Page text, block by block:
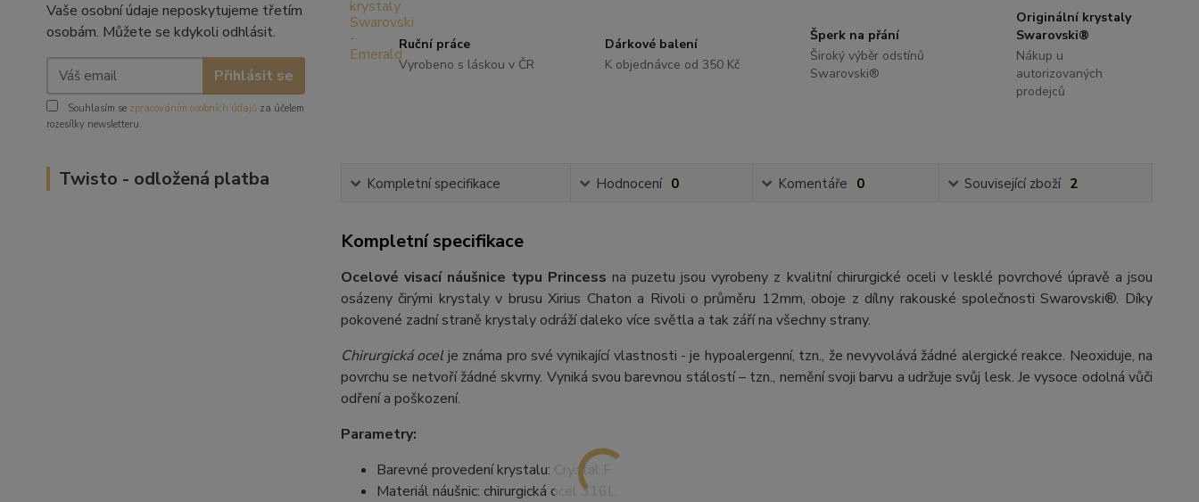
Vaše osobní údaje neposkytujeme třetím
osobám. Můžete se kdykoli odhlásit.
Přihlásit se
Souhlasím se zpracováním osobních údajů za účelem
rozesílky newsletteru.
Twisto - odložená platba
Ruční práce
Vyrobeno s láskou v ČR
Dárkové balení
K objednávce od 350 Kč
Šperk na přání
Široký výběr odstínů
Swarovski®
Originální krystaly
Swarovski®
Nákup u
autorizovaných
prodejců
Kompletní specifikace Hodnocení 0 Komentáře 0 Související zboží 2
Kompletní specifikace
Ocelové visací náušnice typu Princess na puzetu jsou vyrobeny z kvalitní chirurgické oceli v lesklé povrchové úpravě a jsou
osázeny čirými krystaly v brusu Xirius Chaton a Rivoli o průměru 12mm, oboje z dílny rakouské společnosti Swarovski®. Díky
pokovené zadní straně krystaly odráží daleko více světla a tak září na všechny strany.
Chirurgická ocel je známa pro své vynikající vlastnosti - je hypoalergenní, tzn., že nevyvolává žádné alergické reakce. Neoxiduje, na
povrchu se netvoří žádné skvrny. Vyniká svou barevnou stálostí – tzn., nemění svoji barvu a udržuje svůj lesk. Je vysoce odolná vůči
odření a poškození.
Parametry:
Barevné provedení krystalu: Crystal F
Materiál náušnic: chirurgická ocel 316L